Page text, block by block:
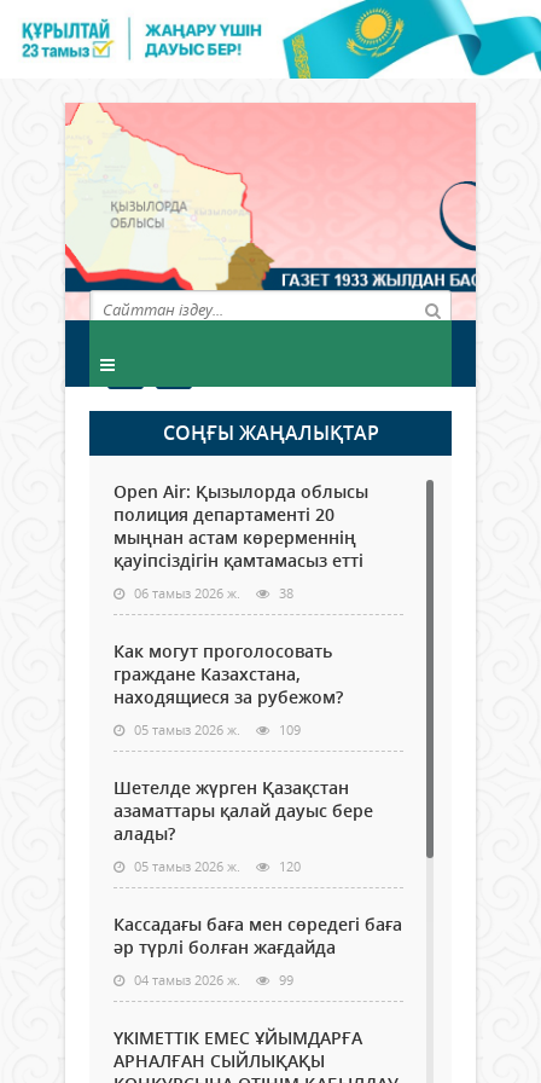
СОҢҒЫ ЖАҢАЛЫҚТАР
Open Air: Қызылорда облысы
полиция департаменті 20
мыңнан астам көрерменнің
қауіпсіздігін қамтамасыз етті
06 тамыз 2026 ж. 38
Как могут проголосовать
граждане Казахстана,
находящиеся за рубежом?
05 тамыз 2026 ж. 109
Шетелде жүрген Қазақстан
азаматтары қалай дауыс бере
алады?
05 тамыз 2026 ж. 120
Кассадағы баға мен сөредегі баға
әр түрлі болған жағдайда
04 тамыз 2026 ж. 99
ҮКІМЕТТІК ЕМЕС ҰЙЫМДАРҒА
АРНАЛҒАН СЫЙЛЫҚАҚЫ